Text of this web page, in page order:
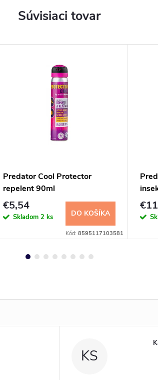
Súvisiaci tovar
Predator Cool Protector
repelent 90ml
€5,54
Skladom 2 ks DO KOŠÍKA
Kód: 8595117103581
KS